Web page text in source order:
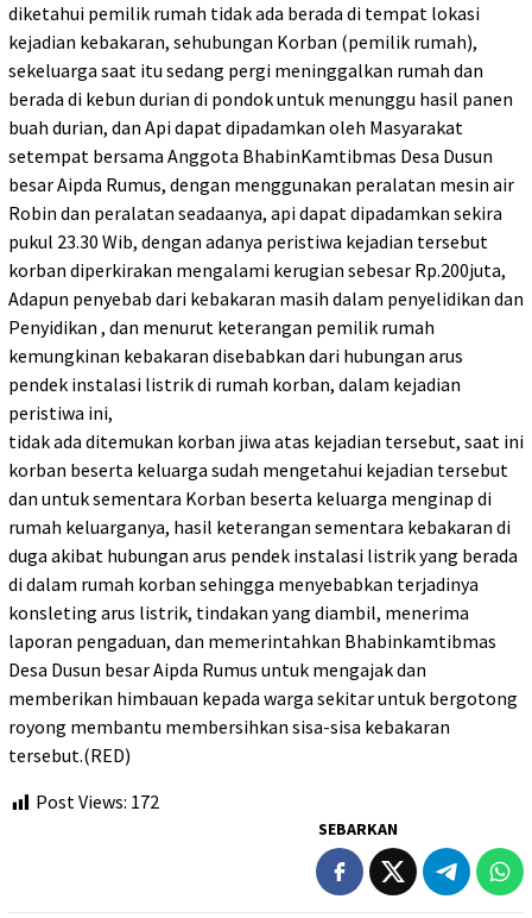
diketahui pemilik rumah tidak ada berada di tempat lokasi
kejadian kebakaran, sehubungan Korban (pemilik rumah),
sekeluarga saat itu sedang pergi meninggalkan rumah dan
berada di kebun durian di pondok untuk menunggu hasil panen
buah durian, dan Api dapat dipadamkan oleh Masyarakat
setempat bersama Anggota BhabinKamtibmas Desa Dusun
besar Aipda Rumus, dengan menggunakan peralatan mesin air
Robin dan peralatan seadaanya, api dapat dipadamkan sekira
pukul 23.30 Wib, dengan adanya peristiwa kejadian tersebut
korban diperkirakan mengalami kerugian sebesar Rp.200juta,
Adapun penyebab dari kebakaran masih dalam penyelidikan dan
Penyidikan , dan menurut keterangan pemilik rumah
kemungkinan kebakaran disebabkan dari hubungan arus
pendek instalasi listrik di rumah korban, dalam kejadian
peristiwa ini,
tidak ada ditemukan korban jiwa atas kejadian tersebut, saat ini
korban beserta keluarga sudah mengetahui kejadian tersebut
dan untuk sementara Korban beserta keluarga menginap di
rumah keluarganya, hasil keterangan sementara kebakaran di
duga akibat hubungan arus pendek instalasi listrik yang berada
di dalam rumah korban sehingga menyebabkan terjadinya
konsleting arus listrik, tindakan yang diambil, menerima
laporan pengaduan, dan memerintahkan Bhabinkamtibmas
Desa Dusun besar Aipda Rumus untuk mengajak dan
memberikan himbauan kepada warga sekitar untuk bergotong
royong membantu membersihkan sisa-sisa kebakaran
tersebut.(RED)
Post Views: 172
SEBARKAN